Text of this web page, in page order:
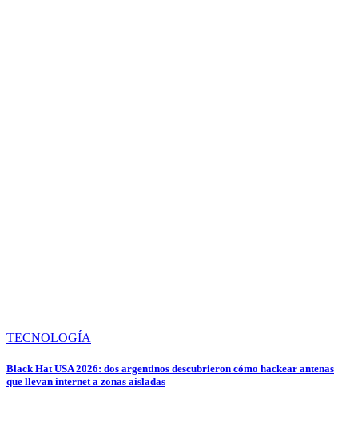
TECNOLOGÍA
Black Hat USA 2026: dos argentinos descubrieron cómo hackear antenas
que llevan internet a zonas aisladas